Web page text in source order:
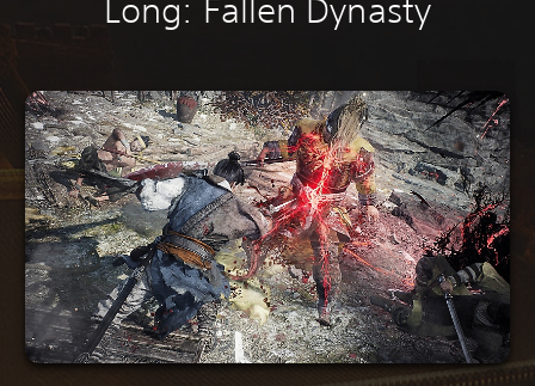
Long: Fallen Dynasty